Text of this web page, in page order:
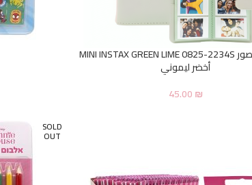
ألبوم 108 صور MINI INSTAX GREEN LIME 0825-2234S
أخضر ليموني
45.00₪
SOLD
OUT